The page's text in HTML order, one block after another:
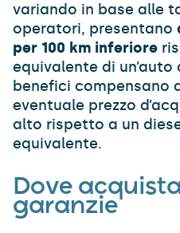
variando in base alle
operatori, presentano
per 100 km inferiore
equivalente di un’auto
benefici compensano
eventuale prezzo
alto rispetto a un
equivalente.
Dove
garanzie